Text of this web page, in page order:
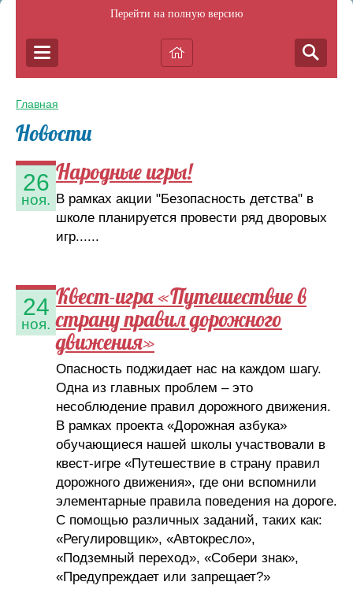
Перейти на полную версию
Главная
Новости
26
ноя.
Народные игры!
В рамках акции "Безопасность детства" в
школе планируется провести ряд дворовых
игр......
24
ноя.
Квест-игра «Путешествие в
страну правил дорожного
движения»
Опасность поджидает нас на каждом шагу.
Одна из главных проблем – это
несоблюдение правил дорожного движения.
В рамках проекта «Дорожная азбука»
обучающиеся нашей школы участвовали в
квест-игре «Путешествие в страну правил
дорожного движения», где они вспомнили
элементарные правила поведения на дороге.
С помощью различных заданий, таких как:
«Регулировщик», «Автокресло»,
«Подземный переход», «Собери знак»,
«Предупреждает или запрещает?»